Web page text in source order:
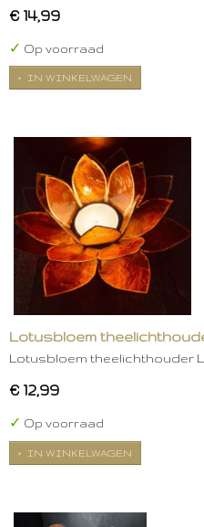
€ 14,99
✓ Op voorraad
IN WINKELWAGEN
Lotusbloem
Lotusbloem theelichthouder
€ 12,99
✓ Op voorraad
IN WINKELWAGEN